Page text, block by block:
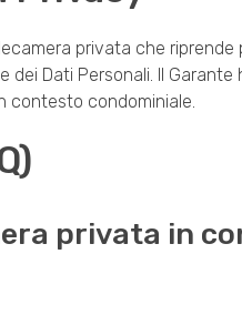
privata che
Dati Personali. Il
contesto condominiale.
privata in